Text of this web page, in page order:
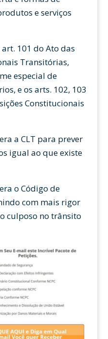
e serviços
101 do Ato das
Transitórias,
especial de
e os arts. 102, 103
Constitucionais
a CLT para prever
igual ao que existe
o Código de
com mais rigor
culposo no trânsito